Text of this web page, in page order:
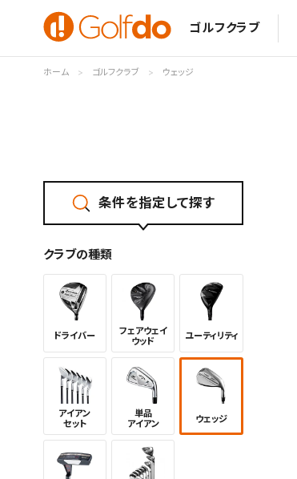
ゴルフクラブ
ホーム ゴルフクラブ ウェッジ
条件を指定して探す
クラブの種類
ドライバー
フェアウェイ
ウッド
ユーティリティ
アイアン
セット
単品
アイアン
ウェッジ